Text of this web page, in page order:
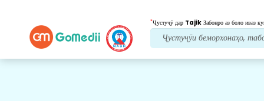
*Ҷустуҷӯ дар Tajik Забонро аз боло иваз